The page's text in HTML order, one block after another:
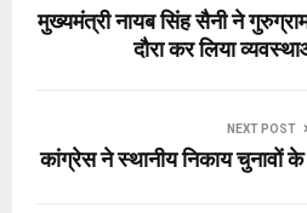
मुख्यमंत्री नायब सिंह सैनी ने
दौरा कर लिया
NEXT POST
कांग्रेस ने स्थानीय निकाय चुनावों के